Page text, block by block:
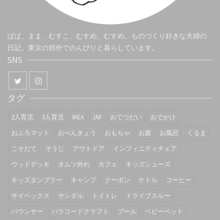
ぱぱ、まま、むすこ、むすめ、むすめ。ものづくり好きな夫婦の
日記。東京の郊外でのんびりと暮らしています。
SNS
タグ
2人育児 3人育児 IKEA JAF おてつだい
おでかけ
おふろマット
おべんきょう おもちゃ お庭 お風呂
くるま
こそだて
そうじ アウトドア
インフィニティチェア
ウッドデッキ
オムツ外れ カフェ
キッズシューズ
キッズタンブラー
キャンプ クーポン ケトル
コーヒー
サイベックス
サンダル トイトレ
ドライブスルー
バウンサー
パラコードクラフト プール ベビーベッド